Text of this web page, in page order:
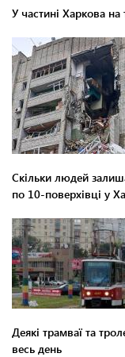
У частині Харкова
Скільки людей
по 10-поверхівці у
Деякі трамваї та
весь день